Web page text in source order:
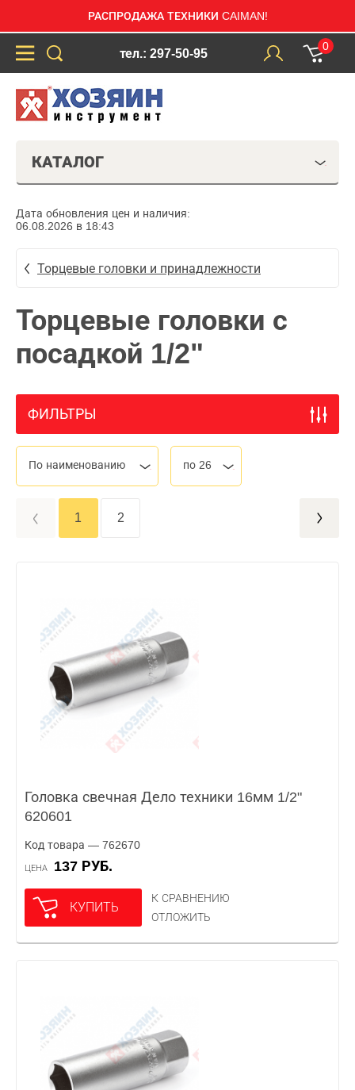
РАСПРОДАЖА ТЕХНИКИ CAIMAN!
тел.: 297-50-95
0
КАТАЛОГ
Дата обновления цен и наличия:
06.08.2026 в 18:43
Торцевые головки и принадлежности
Торцевые головки с
посадкой 1/2"
ФИЛЬТРЫ
По наименованию по 26
1 2
Головка свечная Дело техники 16мм 1/2"
620601
Код товара — 762670
ЦЕНА 137 РУБ.
КУПИТЬ
К СРАВНЕНИЮ
ОТЛОЖИТЬ